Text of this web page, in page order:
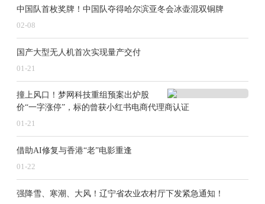
中国队首枚奖牌！中国队夺得哈尔滨亚冬会冰壶混双铜牌
02-08
国产大型无人机首次实现量产交付
01-21
撞上风口！梦网科技重组预案出炉股
价“一字涨停”，标的曾获小红书电商代理商认证
01-21
借助AI修复与香港“老”电影重逢
01-22
强降雪、寒潮、大风！辽宁省农业农村厅下发紧急通知！